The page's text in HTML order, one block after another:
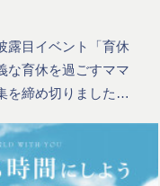
露目イベント「育休
な育休を過ごすママ
を締め切りました…